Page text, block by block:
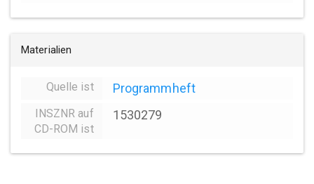
Materialien
Quelle ist Programmheft
INSZNR auf
CD-ROM ist
1530279